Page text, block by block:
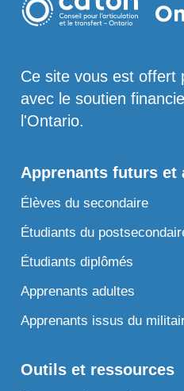
Ce site vous est offert
avec le soutien
l'Ontario.
Apprenants futurs et
Élèves du secondaire
Étudiants du
Étudiants diplômés
Apprenants adultes
Apprenants issus du
Outils et ressources